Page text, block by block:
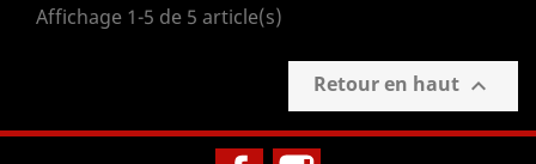
Affichage 1-5 de 5 article(s)
Retour en haut 